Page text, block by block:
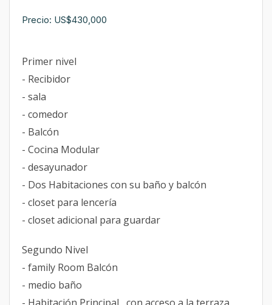
Precio: US$430,000
Primer nivel
- Recibidor
- sala
- comedor
- Balcón
- Cocina Modular
- desayunador
- Dos Habitaciones con su baño y balcón
- closet para lencería
- closet adicional para guardar
Segundo Nivel
- family Room Balcón
- medio baño